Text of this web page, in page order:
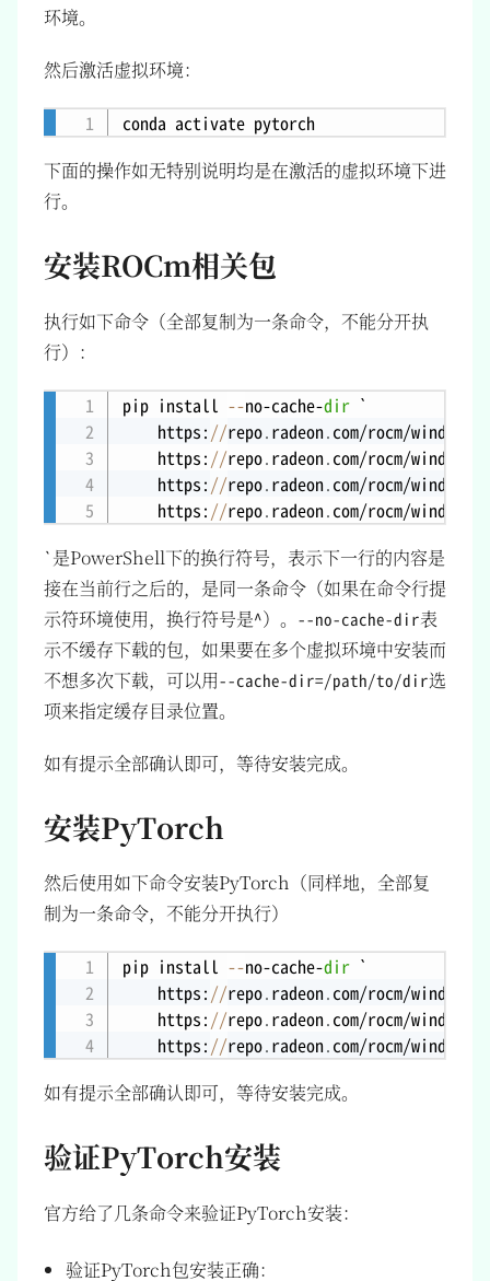
环境。
然后激活虚拟环境：
conda activate pytorch
下面的操作如无特别说明均是在激活的虚拟环境下进
行。
安装ROCm相关包
执行如下命令（全部复制为一条命令，不能分开执
行）：
pip install --no-cache-dir `
    https:
//repo.radeon.com/rocm/
    https:
//repo.radeon.com/rocm/
    https:
//repo.radeon.com/rocm/
    https:
//repo.radeon.com/rocm/
`是PowerShell下的换行符号，表示下一行的内容是
接在当前行之后的，是同一条命令（如果在命令行提
示符环境使用，换行符号是^）。 --no-cache-dir表
示不缓存下载的包，如果要在多个虚拟环境中安装而
不想多次下载，可以用--cache-dir=/path/to/dir选
项来指定缓存目录位置。
如有提示全部确认即可，等待安装完成。
安装PyTorch
然后使用如下命令安装PyTorch（同样地，全部复
制为一条命令，不能分开执行）
pip install --no-cache-dir `
    https:
//repo.radeon.com/rocm/
    https:
//repo.radeon.com/rocm/
    https:
//repo.radeon.com/rocm/
如有提示全部确认即可，等待安装完成。
验证PyTorch安装
官方给了几条命令来验证PyTorch安装：
验证PyTorch包安装正确：